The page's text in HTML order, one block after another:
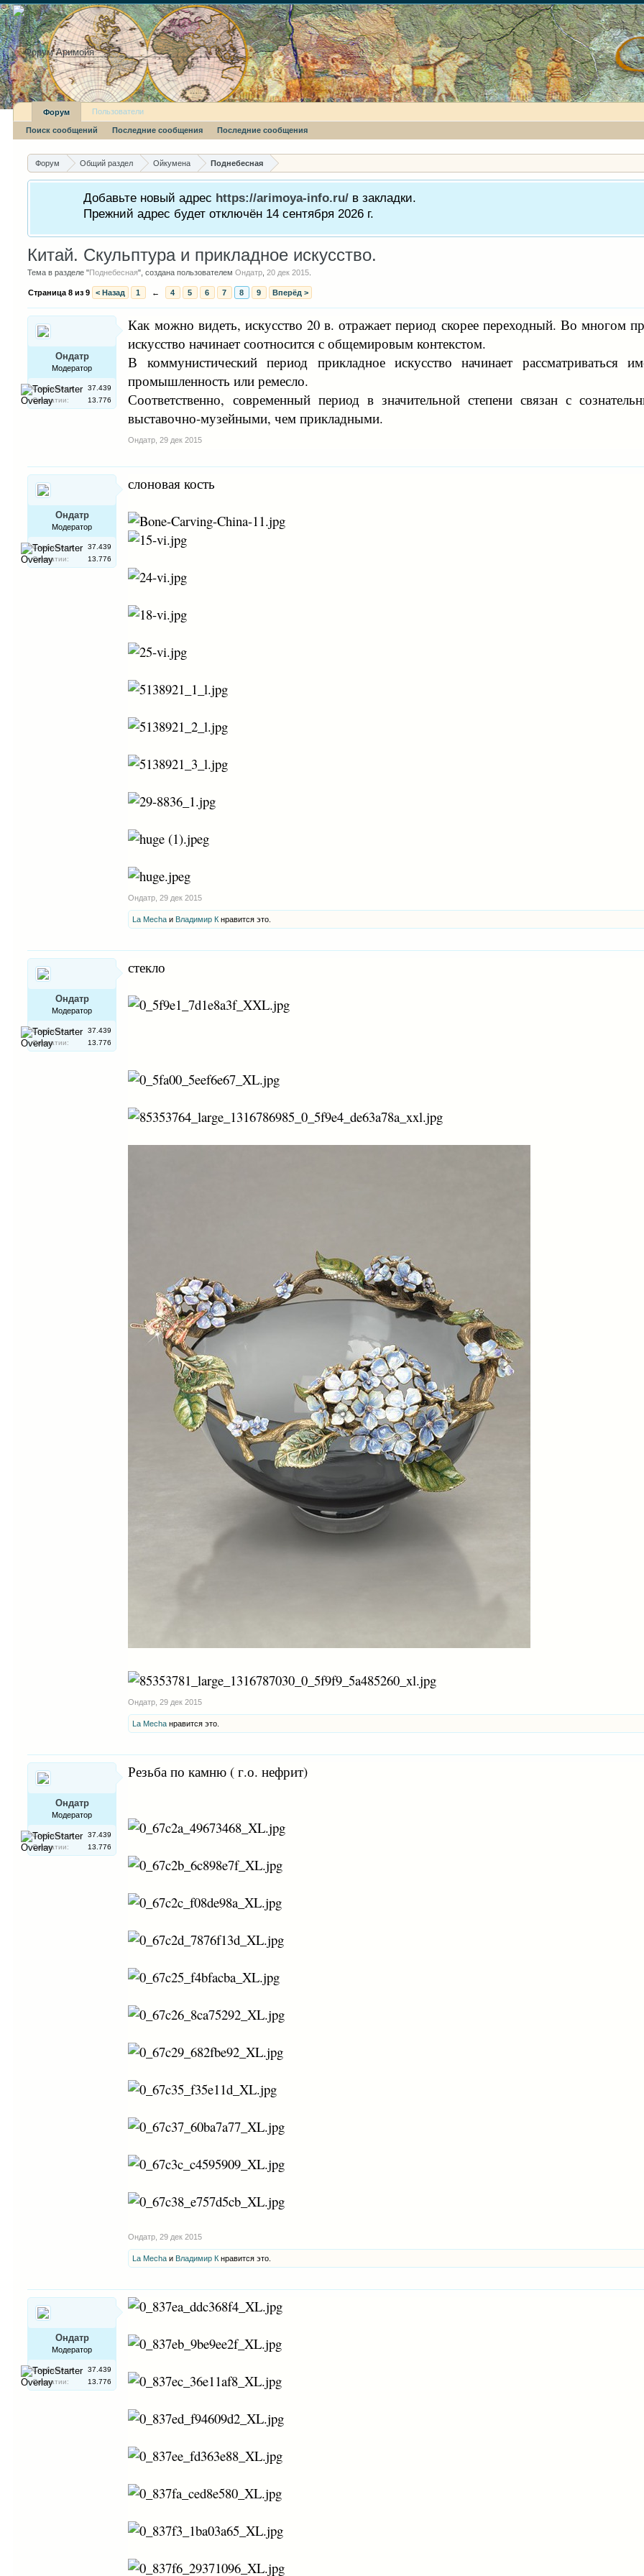
Форум Общий раздел Ойкумена Поднебесная
Добавьте новый адрес https://arimoya-info.ru/ в закладки.
Прежний адрес будет отключён 14 сентября 2026 г.
Китай. Скульптура и прикладное искусство.
Тема в разделе "Поднебесная", создана пользователемОндатр ,20 дек 2015
Страница 8 из 9 < Назад 1 ← 4 5 6 7 8 9 Вперёд >
Ондатр
Модератор
Сообщения:
37.439
Симпатии:
13.776
Как можно видеть, искусство 20 в. отражает период скорее переходный. Во многом
искусство начинает соотносится с общемировым контекстом.
В коммунистический период прикладное искусство начинает рассматриваться
промышленность или ремесло.
Соответственно, современный период в значительной степени связан с
выставочно-музейными, чем прикладными.
Ондатр 29 дек 2015
Ондатр
Модератор
Сообщения:
37.439
Симпатии:
13.776
слоновая кость
Ондатр 29 дек 2015
La Mecha и Владимир К нравится это.
Ондатр
Модератор
Сообщения:
37.439
Симпатии:
13.776
стекло
Ондатр 29 дек 2015
La Mecha нравится это.
Ондатр
Модератор
Сообщения:
37.439
Симпатии:
13.776
Резьба по камню ( г.о. нефрит)
Ондатр 29 дек 2015
La Mecha и Владимир К нравится это.
Ондатр
Модератор
Сообщения:
37.439
Симпатии:
13.776
Форум
Поиск сообщений Последние сообщения Последние сообщения
Пользователи